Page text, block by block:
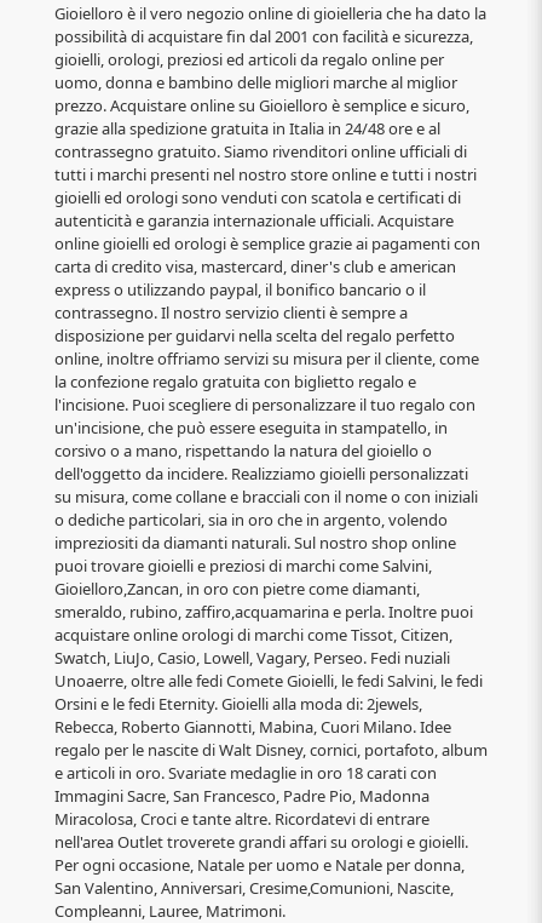
Gioielloro è il vero negozio online di gioielleria che ha dato la
possibilità di acquistare fin dal 2001 con facilità e sicurezza,
gioielli, orologi, preziosi ed articoli da regalo online per
uomo, donna e bambino delle migliori marche al miglior
prezzo. Acquistare online su Gioielloro è semplice e sicuro,
grazie alla spedizione gratuita in Italia in 24/48 ore e al
contrassegno gratuito. Siamo rivenditori online ufficiali di
tutti i marchi presenti nel nostro store online e tutti i nostri
gioielli ed orologi sono venduti con scatola e certificati di
autenticità e garanzia internazionale ufficiali. Acquistare
online gioielli ed orologi è semplice grazie ai pagamenti con
carta di credito visa, mastercard, diner's club e american
express o utilizzando paypal, il bonifico bancario o il
contrassegno. Il nostro servizio clienti è sempre a
disposizione per guidarvi nella scelta del regalo perfetto
online, inoltre offriamo servizi su misura per il cliente, come
la confezione regalo gratuita con biglietto regalo e
l'incisione. Puoi scegliere di personalizzare il tuo regalo con
un'incisione, che può essere eseguita in stampatello, in
corsivo o a mano, rispettando la natura del gioiello o
dell'oggetto da incidere. Realizziamo gioielli personalizzati
su misura, come collane e bracciali con il nome o con iniziali
o dediche particolari, sia in oro che in argento, volendo
impreziositi da diamanti naturali. Sul nostro shop online
puoi trovare gioielli e preziosi di marchi come Salvini,
Gioielloro,Zancan, in oro con pietre come diamanti,
smeraldo, rubino, zaffiro,acquamarina e perla. Inoltre puoi
acquistare online orologi di marchi come Tissot, Citizen,
Swatch, LiuJo, Casio, Lowell, Vagary, Perseo. Fedi nuziali
Unoaerre, oltre alle fedi Comete Gioielli, le fedi Salvini, le fedi
Orsini e le fedi Eternity. Gioielli alla moda di: 2jewels,
Rebecca, Roberto Giannotti, Mabina, Cuori Milano. Idee
regalo per le nascite di Walt Disney, cornici, portafoto, album
e articoli in oro. Svariate medaglie in oro 18 carati con
Immagini Sacre, San Francesco, Padre Pio, Madonna
Miracolosa, Croci e tante altre. Ricordatevi di entrare
nell'area Outlet troverete grandi affari su orologi e gioielli.
Per ogni occasione, Natale per uomo e Natale per donna,
San Valentino, Anniversari, Cresime,Comunioni, Nascite,
Compleanni, Lauree, Matrimoni.